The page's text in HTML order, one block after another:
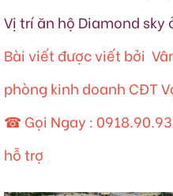
Vị trí ăn hộ Diamond sky
Bài viết được viết bởi
phòng kinh doanh CĐT
☎ Gọi Ngay :
hỗ trợ